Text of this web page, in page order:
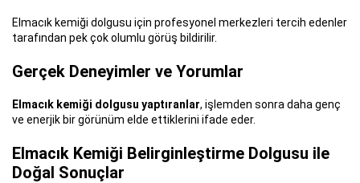
Elmacık kemiği dolgusu için profesyonel merkezleri tercih edenler
tarafından pek çok olumlu görüş bildirilir.
Gerçek Deneyimler ve Yorumlar
Elmacık kemiği dolgusu yaptıranlar, işlemden sonra daha genç
ve enerjik bir görünüm elde ettiklerini ifade eder.
Elmacık Kemiği Belirginleştirme Dolgusu ile
Doğal Sonuçlar